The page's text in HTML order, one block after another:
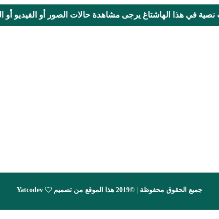
نصية في هذا الهاشتاغ يرجى مشاهدة حالات الصور أو الفيديو أو
جميع الحقوق محفوظة | ©2019 هذا الموقع من تصميم Yatcodev